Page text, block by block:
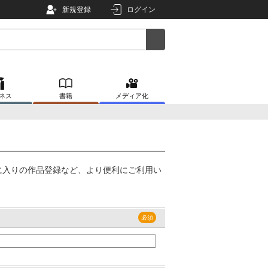
新規登録 ログイン
ス 書籍 メディア化
りの作品登録など、より便利にご利用い